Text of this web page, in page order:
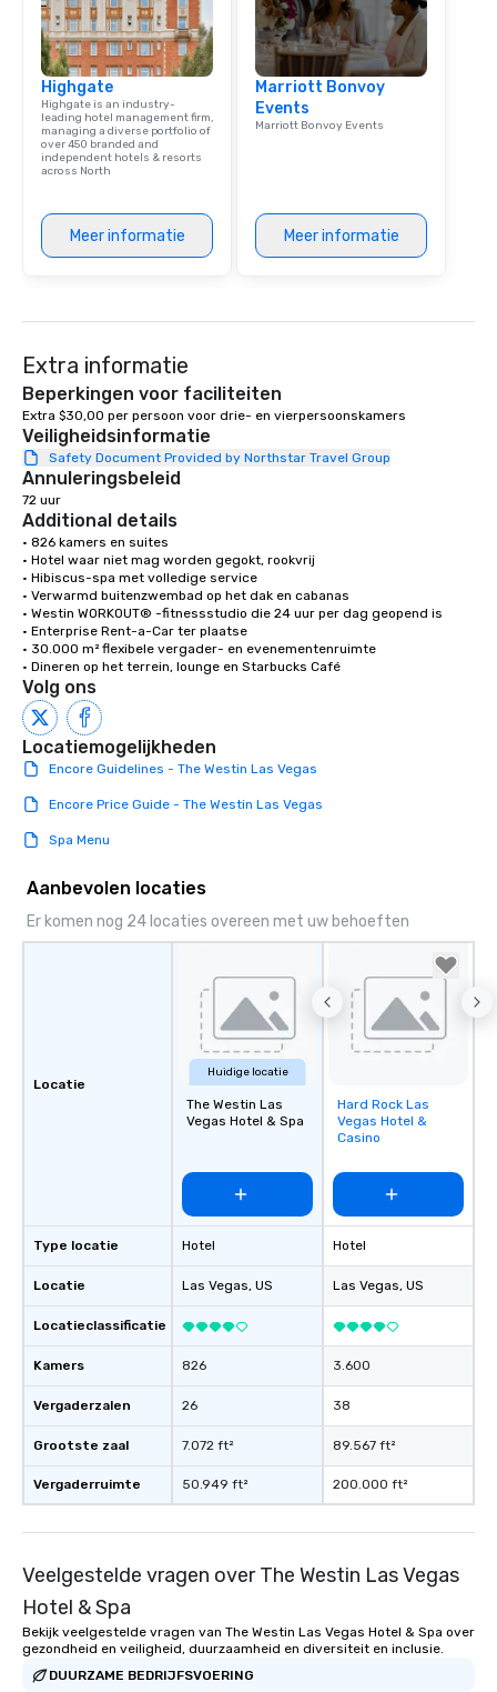
Unleashed.
Highgate
Highgate is an industry-
leading hotel management firm,
managing a diverse portfolio of
over 450 branded and
independent hotels & resorts
across North
Meer informatie
Marriott Bonvoy
Events
Marriott Bonvoy Events
Meer informatie
Extra informatie
Beperkingen voor faciliteiten
Extra $30,00 per persoon voor drie- en vierpersoonskamers
Veiligheidsinformatie
Safety Document Provided by Northstar Travel Group
Annuleringsbeleid
72 uur
Additional details
• 826 kamers en suites
• Hotel waar niet mag worden gegokt, rookvrij
• Hibiscus-spa met volledige service
• Verwarmd buitenzwembad op het dak en cabanas
• Westin WORKOUT® -fitnessstudio die 24 uur per dag geopend is
• Enterprise Rent-a-Car ter plaatse
• 30.000 m² flexibele vergader- en evenementenruimte
• Dineren op het terrein, lounge en Starbucks Café
Volg ons
Locatiemogelijkheden
Encore Guidelines - The Westin Las Vegas
Encore Price Guide - The Westin Las Vegas
Spa Menu
Aanbevolen locaties
Er komen nog 24 locaties overeen met uw behoeften
Locatie
Type locatie
Locatie
Locatieclassificatie
Kamers
Vergaderzalen
Grootste zaal
Vergaderruimte
Huidige locatie
The Westin Las
Vegas Hotel & Spa
Hotel
Las Vegas, US
826
26
7.072 ft²
50.949 ft²
Removed from
favorites
Hard Rock Las
Vegas Hotel &
Casino
Hotel
Las Vegas, US
3.600
38
89.567 ft²
200.000 ft²
Veelgestelde vragen over The Westin Las Vegas
Hotel & Spa
Bekijk veelgestelde vragen van The Westin Las Vegas Hotel & Spa over
gezondheid en veiligheid, duurzaamheid en diversiteit en inclusie.
DUURZAME BEDRIJFSVOERING